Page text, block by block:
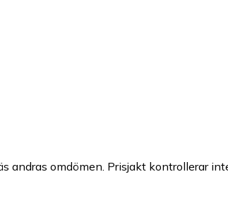
andras omdömen. Prisjakt kontrollerar